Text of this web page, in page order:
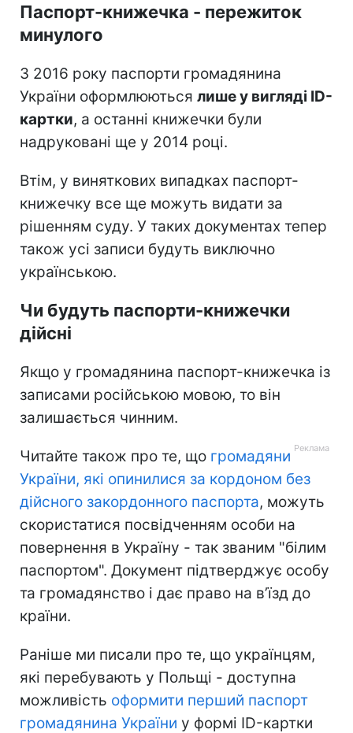
Паспорт-книжечка - пережиток
минулого
З 2016 року паспорти громадянина
України оформлюються лише у вигляді ID-
картки, а останні книжечки були
надруковані ще у 2014 році.
Втім, у виняткових випадках паспорт-
книжечку все ще можуть видати за
рішенням суду. У таких документах тепер
також усі записи будуть виключно
українською.
Чи будуть паспорти-книжечки
дійсні
Якщо у громадянина паспорт-книжечка із
записами російською мовою, то він
залишається чинним.
Читайте також про те, що громадяни
України, які опинилися за кордоном без
дійсного закордонного паспорта, можуть
скористатися посвідченням особи на
повернення в Україну - так званим "білим
паспортом". Документ підтверджує особу
та громадянство і дає право на в’їзд до
країни.
Раніше ми писали про те, що українцям,
які перебувають у Польщі - доступна
можливість оформити перший паспорт
громадянина України у формі ID-картки